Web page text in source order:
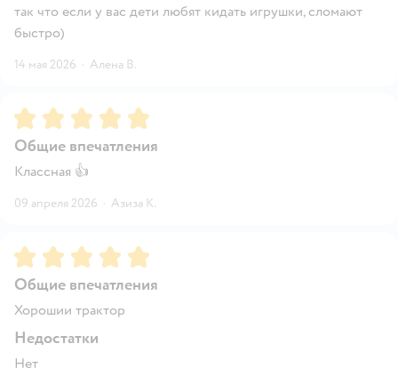
так что если у вас дети любят кидать игрушки, сломают
быстро)
14 мая 2026 · Алена В.
Рейтинг:5
Общие впечатления
Классная 👍
09 апреля 2026 · Азиза К.
Рейтинг:5
Общие впечатления
Хорошии трактор
Недостатки
Нет